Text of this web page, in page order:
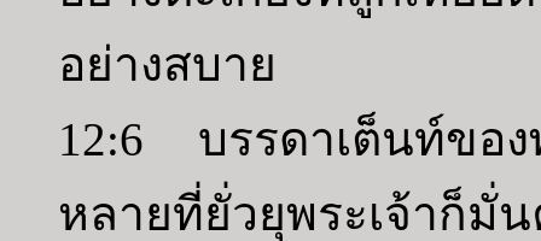
อย่างสบาย
12:6 บรรดาเต็นท์ขอ
หลายที่ยั่วยุพระเจ้าก็